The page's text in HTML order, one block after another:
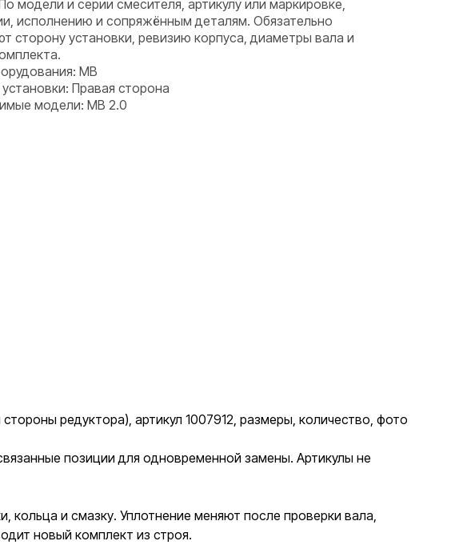
модели и серии смесителя, артикулу или маркировке,
исполнению и сопряжённым деталям. Обязательно
сторону установки, ревизию корпуса, диаметры вала и
MB
Правая сторона
модели: MB 2.0
редуктора), артикул 1007912, размеры, количество, фото
позиции для одновременной замены. Артикулы не
кольца и смазку. Уплотнение меняют после проверки вала,
новый комплект из строя.